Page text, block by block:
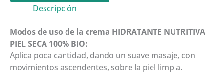
cantidad
Descripción
Modos de uso de la crema HIDRATANTE NUTRITIVA
PIEL SECA 100% BIO:
Aplica poca cantidad, dando un suave masaje, con
movimientos ascendentes, sobre la piel limpia.